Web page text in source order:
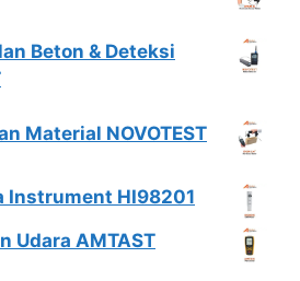
Beton & Deteksi
Material NOVOTEST
Instrument HI98201
Udara AMTAST